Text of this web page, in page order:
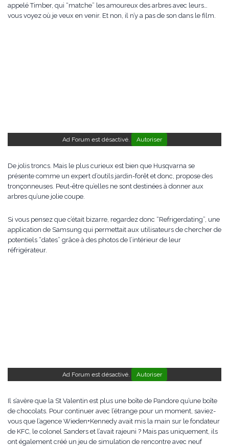
appelé Timber, qui “matche” les amoureux des arbres avec leurs…
vous voyez où je veux en venir. Et non, il n’y a pas de son dans le film.
Ad Forum est désactivé. Autoriser
De jolis troncs. Mais le plus curieux est bien que Husqvarna se
présente comme un expert d’outils jardin-forêt et donc, propose des
tronçonneuses. Peut-être qu’elles ne sont destinées à donner aux
arbres qu’une jolie coupe.
Si vous pensez que c’était bizarre, regardez donc “Refrigerdating”, une
application de Samsung qui permettait aux utilisateurs de chercher de
potentiels “dates” grâce à des photos de l’intérieur de leur
réfrigérateur.
Ad Forum est désactivé. Autoriser
Il s’avère que la St Valentin est plus une boîte de Pandore qu’une boîte
de chocolats. Pour continuer avec l’étrange pour un moment, saviez-
vous que l’agence Wieden+Kennedy avait mis la main sur le fondateur
de KFC, le colonel Sanders et l’avait rajeuni ? Mais pas uniquement, ils
ont également créé un jeu de simulation de rencontre avec neuf